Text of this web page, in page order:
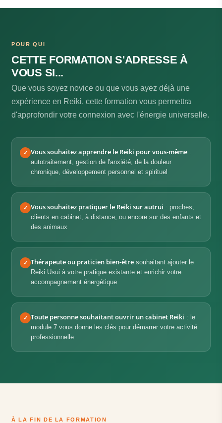
POUR QUI
CETTE FORMATION S'ADRESSE À
VOUS SI...
Que vous soyez novice ou que vous ayez déjà une
expérience en Reiki, cette formation vous permettra
d'approfondir votre connexion avec l'énergie universelle.
✓ Vous souhaitez apprendre le Reiki pour vous-même :
autotraitement, gestion de l'anxiété, de la douleur
chronique, développement personnel et spirituel
✓ Vous souhaitez pratiquer le Reiki sur autrui : proches,
clients en cabinet, à distance, ou encore sur des enfants et
des animaux
✓ Thérapeute ou praticien bien-être souhaitant ajouter le
Reiki Usui à votre pratique existante et enrichir votre
accompagnement énergétique
✓ Toute personne souhaitant ouvrir un cabinet Reiki : le
module 7 vous donne les clés pour démarrer votre activité
professionnelle
À LA FIN DE LA FORMATION